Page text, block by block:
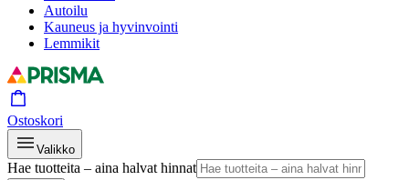
Autoilu
Kauneus ja hyvinvointi
Lemmikit
Ostoskori
Valikko
Hae tuotteita – aina halvat hinnat